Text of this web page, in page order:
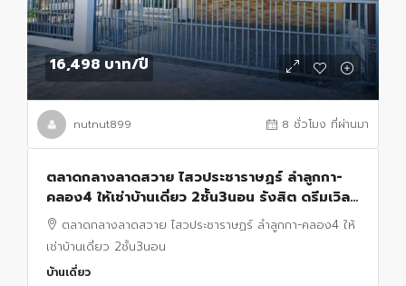
16,498 บาท/ปี
nutnut899 8 ชั่วโมง ที่ผ่านมา
ตลาดกลางลาดสวาย ไสวประชาราษฏร์ ลำลูกกา-
คลอง4 ให้เช่าบ้านเดี่ยว 2ชั้น3นอน รังสิต ดรีมเวิลด์
1.39กม. บิ๊กซี 3น้ำ ใกล้ ฟิวเจอร์พาร์ครังสิต2กม.
ตลาดกลางลาดสวาย ไสวประชาราษฏร์ ลำลูกกา-คลอง4 ให้
เช่าบ้านเดี่ยว 2ชั้น3นอน
บ้านเดี่ยว